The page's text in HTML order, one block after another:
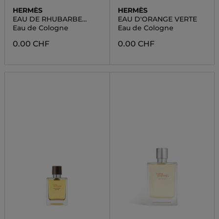
HERMÈS
EAU DE RHUBARBE
ECARLATE
Eau de Cologne
0.00 CHF
HERMÈS
EAU D'ORANGE VERTE
Eau de Cologne
0.00 CHF